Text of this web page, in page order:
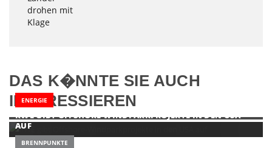
DAS K�NNTE SIE AUCH
INTERESSIEREN
ENERGIE
RWE GIBT OFFSHORE-WINDPARKPROJEKTE IN DEN USA
AUF
BRENNPUNKTE